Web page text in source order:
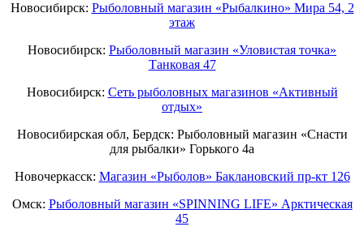
Новосибирск: Рыболовный магазин «Рыбалкино» Мира 54, 2
этаж
Новосибирск: Рыболовный магазин «Уловистая точка»
Танковая 47
Новосибирск: Сеть рыболовных магазинов «Активный
отдых»
Новосибирская обл, Бердск: Рыболовный магазин «Снасти
для рыбалки» Горького 4а
Новочеркасск: Магазин «Рыболов» Баклановский пр-кт 126
Омск: Рыболовный магазин «SPINNING LIFE» Арктическая
45